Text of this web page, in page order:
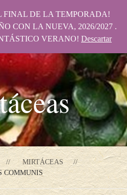
MIRTÁCEAS
COMMUNIS
FINAL DE LA TEMPORADA!
CON LA NUEVA, 2026/2027 .
VERANO! Descartar